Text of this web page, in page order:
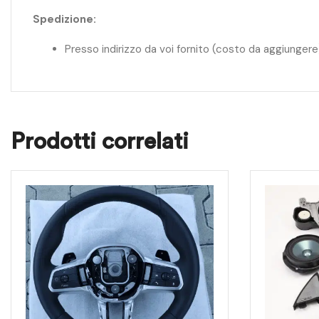
Spedizione:
Presso indirizzo da voi fornito (costo da
Prodotti correlati